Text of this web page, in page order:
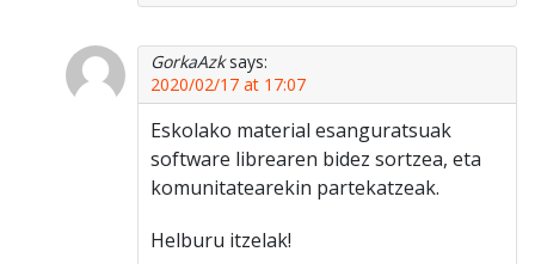
GorkaAzk says:
2020/02/17 at 17:07
Eskolako material esanguratsuak
software librearen bidez sortzea, eta
komunitatearekin partekatzeak.
Helburu itzelak!